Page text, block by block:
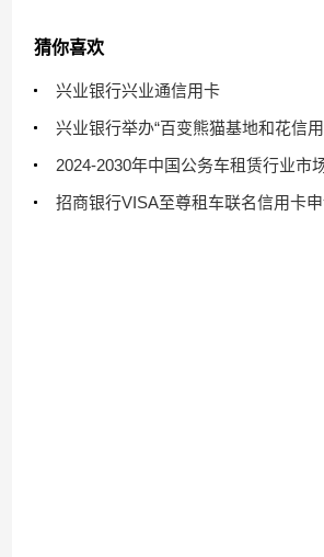
猜你喜欢
兴业银行兴业通信用卡
兴业银行举办“百变熊猫基地和花信用卡
2024-2030年中国公务车租赁行业市场现状调查
招商银行VISA至尊租车联名信用卡